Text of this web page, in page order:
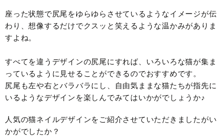
座った状態で尻尾をゆらゆらさせているようなイメージが伝
わり、想像するだけでクスッと笑えるような温かみがありま
すよね。
すべてを違うデザインの尻尾にすれば、いろいろな猫が集ま
っているように見せることができるのでおすすめです。
尻尾も左や右とバラバラにし、自由気ままな猫たちが指先に
いるようなデザインを楽しんでみてはいかがでしょうか♪
人気の猫ネイルデザインをご紹介させていただきましたがい
かがでしたか？